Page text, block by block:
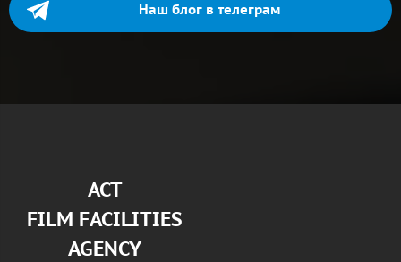
Наш блог в телеграм
АСТ
FILM FACILITIES
AGENCY